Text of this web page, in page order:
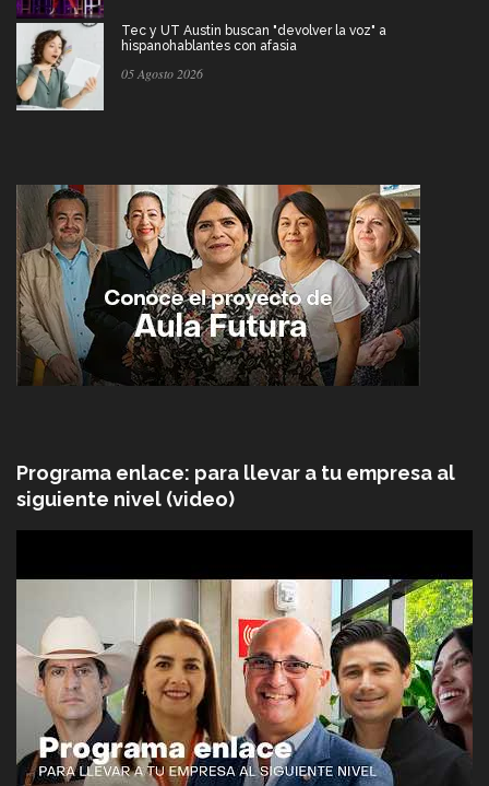
Tec y UT Austin buscan "devolver la voz" a
hispanohablantes con afasia
05 Agosto 2026
Programa enlace: para llevar a tu empresa al
siguiente nivel (video)